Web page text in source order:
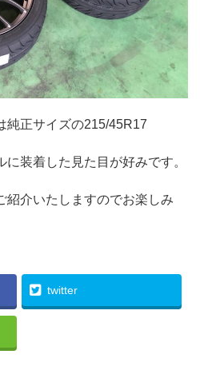
純正サイズの215/45R17
装着した見た目が好みです。
紹介いたしますのでお楽しみ
twitter